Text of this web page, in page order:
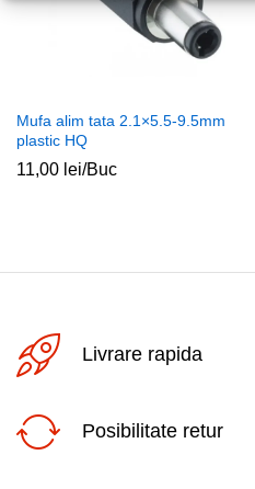
Mufa alim tata 2.1×5.5-9.5mm
plastic HQ
11,00 lei/Buc
Livrare rapida
Posibilitate retur